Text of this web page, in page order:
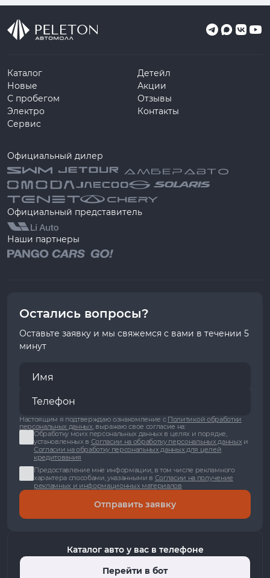
Каталог
Новые
С пробегом
Электро
Сервис
Детейл
Акции
Отзывы
Контакты
Официальный дилер
Официальный представитель
Наши партнеры
Остались вопросы?
Оставьте заявку и мы свяжемся с вами в течении 5
минут
Настоящим я подтверждаю ознакомление с Политикой обработки
персональных данных, выражаю свое согласие на:
Обработку моих персональных данных в целях и порядке,
установленных в Согласии на обработку персональных данныхи
Согласии на обработку персональных данных для целей
кредитования
Предоставление мне информации, в том числе рекламного
характера способами, указанными в Согласии на получение
рекламных и информационных материалов
Отправить заявку
Каталог авто у вас в телефоне
Перейти в бот